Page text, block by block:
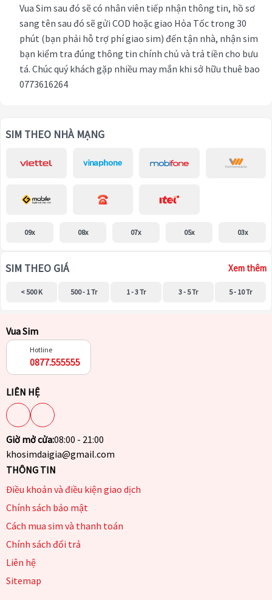
Vua Sim sau đó sẽ có nhân viên tiếp nhận thông tin, hồ sơ
sang tên sau đó sẽ gửi COD hoặc giao Hỏa Tốc trong 30
phút (bạn phải hỗ trợ phí giao sim) đến tận nhà, nhận sim
bạn kiểm tra đúng thông tin chính chủ và trả tiền cho bưu
tá. Chúc quý khách gặp nhiều may mắn khi sở hữu thuê bao
0773616264
SIM THEO NHÀ MẠNG
09x 08x 07x 05x 03x
SIM THEO GIÁ Xem thêm
< 500 K 500 - 1 Tr 1 - 3 Tr 3 - 5 Tr 5 - 10 Tr
Vua Sim
Hotline
0877.555555
LIÊN HỆ
Giờ mở cửa:08:00 - 21:00
khosimdaigia@gmail.com
THÔNG TIN
Điều khoản và điều kiện giao dịch
Chính sách bảo mật
Cách mua sim và thanh toán
Chính sách đổi trả
Liên hệ
Sitemap